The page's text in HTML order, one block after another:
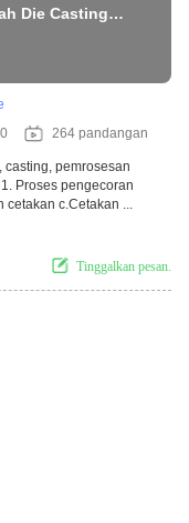
Die Casting
264 pandangan
casting, pemrosesan
Proses pengecoran
cetakan c.Cetakan ...
Tinggalkan pesan.